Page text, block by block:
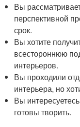
Вы
перспективной
срок.
Вы хотите
всестороннюю
интерьеров.
Вы проходили
интерьера, но
Вы
готовы творить.